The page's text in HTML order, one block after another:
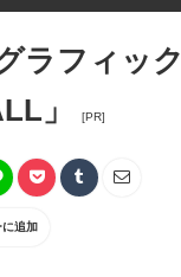
ラフィック
」
[PR]
追加